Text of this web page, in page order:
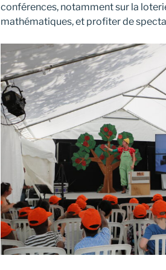
conférences, notamment sur la
mathématiques, et profiter de